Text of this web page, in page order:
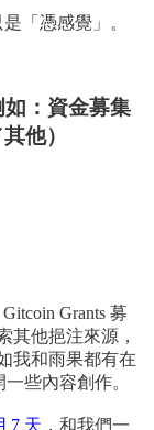
「憑感覺」。
：資金募集
他）
Grants 募
其他挹注來源，
我和雨果都有在
些內容創作。
7 天 ，和我們一